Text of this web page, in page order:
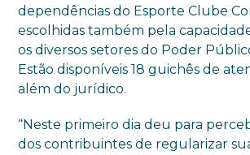
dependências do Esporte Clube
escolhidas também pela
os diversos setores do Poder
Estão disponíveis 18 guichês de
além do jurídico.
“Neste primeiro dia deu para
dos contribuintes de regularizar